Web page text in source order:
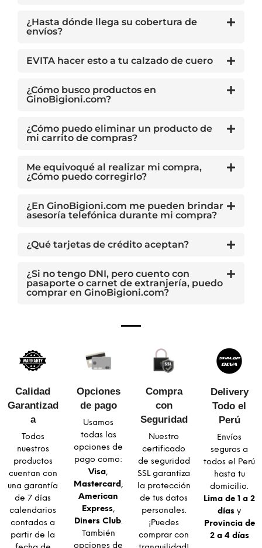
¿Hasta dónde llega su cobertura de
envíos?
EVITA hacer esto a tu calzado de cuero
¿Cómo busco productos en
GinoBigioni.com?
¿Cómo puedo eliminar un producto de
mi carrito de compras?
Me equivoqué al realizar mi compra,
¿Cómo puedo corregirlo?
¿En GinoBigioni.com me pueden brindar
asesoría telefónica durante mi compra?
¿Qué tarjetas de crédito aceptan?
¿Si no tengo DNI, pero cuento con
pasaporte o carnet de extranjería, puedo
comprar en GinoBigioni.com?
Calidad
Garantizad
a​
Todos
nuestros
productos
cuentan con
una garantía
de 7 días
calendarios
contados a
partir de la
Opciones
de pago
Usamos
todas las
opciones de
pago como:
Visa,
Mastercard,
American
Express,
Diners Club.
También
opciones de
Compra
con
Seguridad​
Nuestro
certificado
de seguridad
SSL garantiza
la protección
de tus datos
personales.
¡Puedes
comprar con
Delivery
Todo el
Perú
Envíos
seguros a
todos el Perú
hasta tu
domicilio.
Lima de 1 a 2
días y
Provincia de
2 a 4 días